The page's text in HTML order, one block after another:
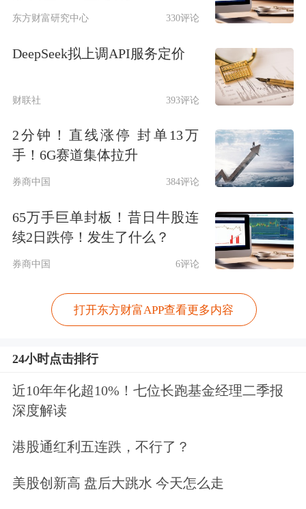
自4月10日启动本轮反弹以来，韩国综
当天，韩国的科技股集体大涨。其中，
互联网巨头Kakao、Naver分别上涨
10.26%、6.94%，芯片巨头SK海力士涨
韩国总统李在明6月20日在蔚山会展中
心出席蔚山人工智能（AI）
东方财富研究中心 330评论
DeepSeek拟上调API服务定价
财联社 393评论
2分钟！直线涨停 封单13万
手！6G赛道集体拉升
券商中国 384评论
65万手巨单封板！昔日牛股连
续2日跌停！发生了什么？
券商中国 6评论
打开东方财富APP查看更多内容
24小时点击排行
近10年年化超10%！七位长跑基金经理二季报
深度解读
港股通红利五连跌，不行了？
美股创新高 盘后大跳水 今天怎么走